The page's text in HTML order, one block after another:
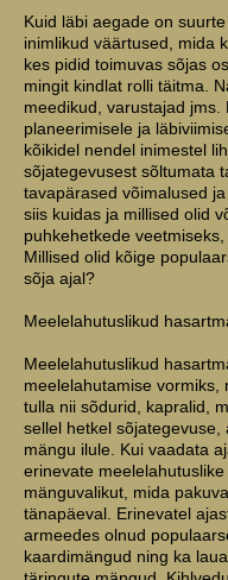
Kuid läbi aegade on
inimlikud väärtused, mida
kes pidid toimuvas sõjas
mingit kindlat rolli täitma.
meedikud, varustajad jms.
planeerimisele ja
kõikidel nendel inimestel
sõjategevusest sõltumata
tavapärased võimalused
siis kuidas ja millised olid
puhkehetkede
Millised olid kõige
sõja ajal?
Meelelahutuslikud
Meelelahutuslikud
meelelahutamise vormiks,
tulla nii sõdurid, kapralid,
sellel hetkel
mängu ilule. Kui vaadata
erinevate
mänguvalikut, mida
tänapäeval. Erinevatel
armeedes olnud
kaardimängud ning ka